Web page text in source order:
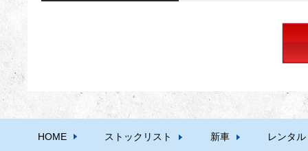
HOME ストックリスト 新車 レンタル